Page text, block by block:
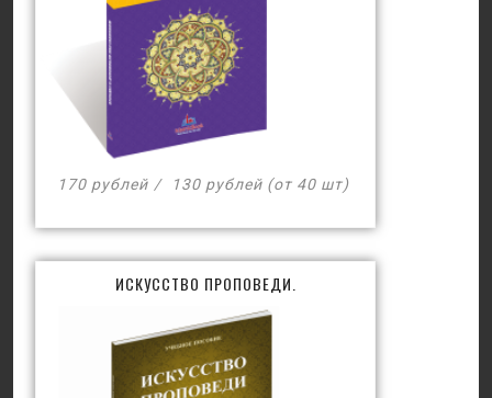
170 рублей 130 рублей (от 40 шт)
ИСКУССТВО ПРОПОВЕДИ.